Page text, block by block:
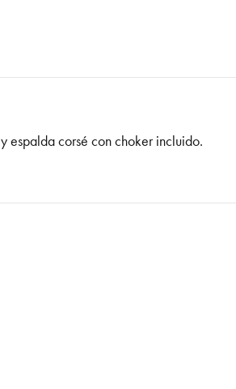
espalda corsé con choker incluido.